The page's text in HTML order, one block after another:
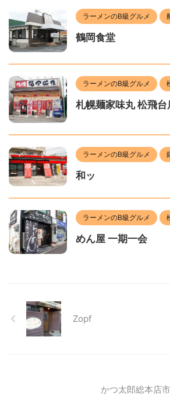
ラーメンのB級グルメ
鶴岡食堂
ラーメンのB級グルメ
札幌麺家味丸 松飛台
ラーメンのB級グルメ
和ッ
ラーメンのB級グルメ
めん屋 一期一会
Zopf
かつ太郎総本店